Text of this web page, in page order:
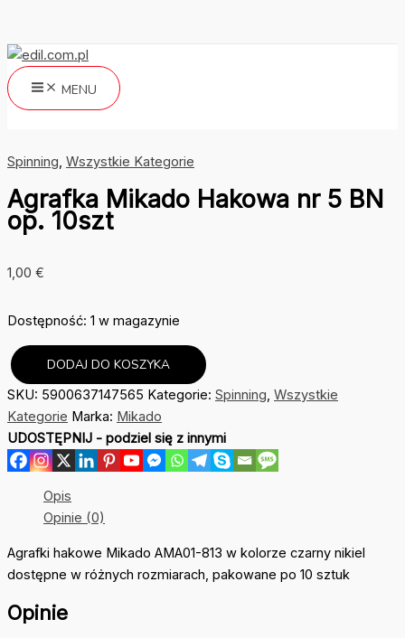
treści
MENU
Spinning, Wszystkie Kategorie
Agrafka Mikado Hakowa nr 5 BN
op. 10szt
1,00 €
Dostępność: 1 w magazynie
ilość
Agrafka
Mikado
Hakowa
nr
10szt
DODAJ DO KOSZYKA
SKU: 5900637147565 Kategorie: Spinning, Wszystkie
Kategorie Marka: Mikado
UDOSTĘPNIJ - podziel się z innymi
Opis
Opinie (0)
Agrafki hakowe Mikado AMA01-813 w kolorze czarny nikiel
dostępne w różnych rozmiarach, pakowane po 10 sztuk
Opinie